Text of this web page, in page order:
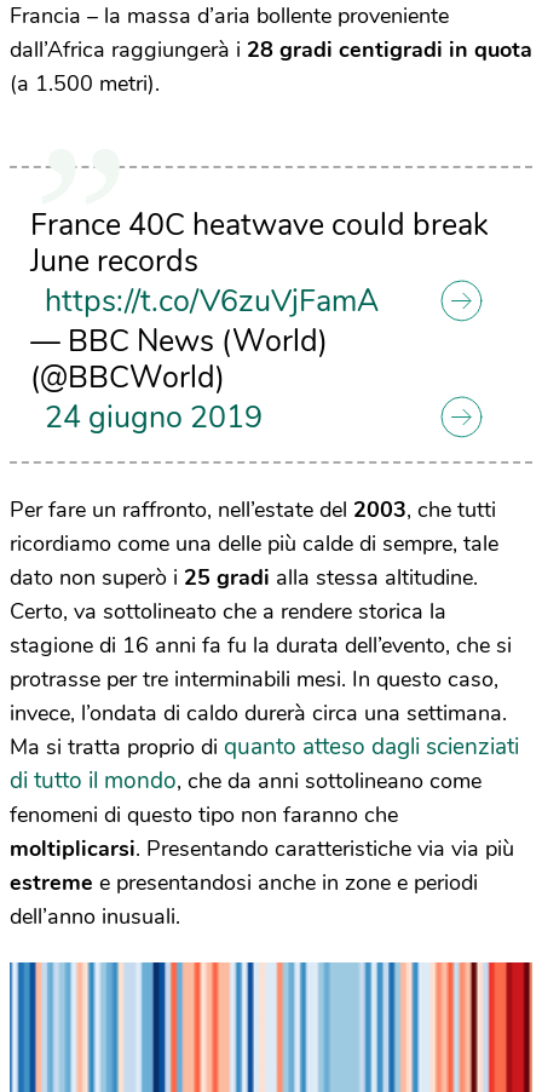
Francia – la massa d’aria bollente proveniente
dall’Africa raggiungerà i 28 gradi centigradi in quota
(a 1.500 metri).
France 40C heatwave could break
June records
https://t.co/V6zuVjFamA
— BBC News (World)
(@BBCWorld)
24 giugno 2019
Per fare un raffronto, nell’estate del 2003, che tutti
ricordiamo come una delle più calde di sempre, tale
dato non superò i 25 gradi alla stessa altitudine.
Certo, va sottolineato che a rendere storica la
stagione di 16 anni fa fu la durata dell’evento, che si
protrasse per tre interminabili mesi. In questo caso,
invece, l’ondata di caldo durerà circa una settimana.
Ma si tratta proprio di quanto atteso dagli scienziati
di tutto il mondo, che da anni sottolineano come
fenomeni di questo tipo non faranno che
moltiplicarsi. Presentando caratteristiche via via più
estreme e presentandosi anche in zone e periodi
dell’anno inusuali.